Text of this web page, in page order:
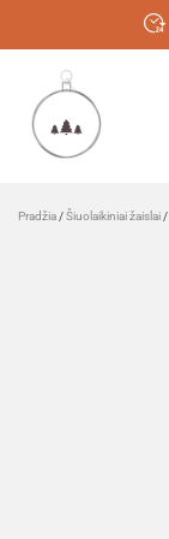
Pradžia /Šiuolaikiniai žaislai /